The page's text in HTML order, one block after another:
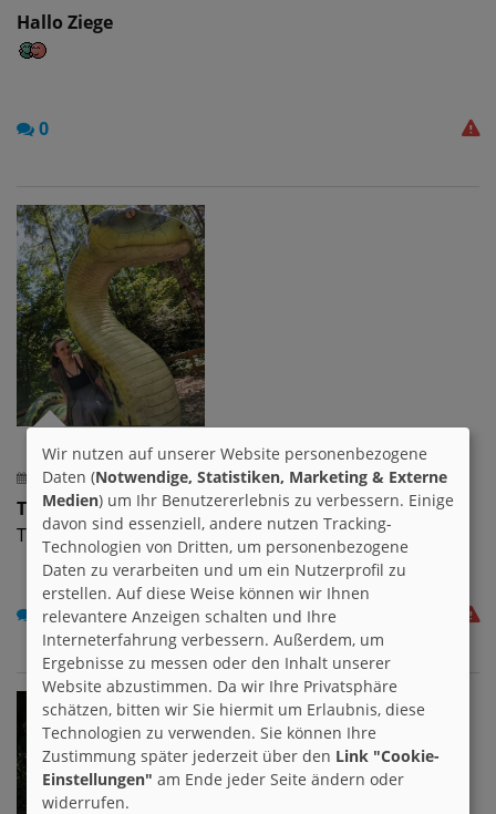
Hallo Ziege
0
23.10.2021 um 13:49 h
Titanoboa
Titanoboa im Dinopark in Münchehagen
0
Wir nutzen auf unserer Website personenbezogene
Daten (Notwendige, Statistiken, Marketing & Externe
Medien) um Ihr Benutzererlebnis zu verbessern. Einige
davon sind essenziell, andere nutzen Tracking-
Technologien von Dritten, um personenbezogene
Daten zu verarbeiten und um ein Nutzerprofil zu
erstellen. Auf diese Weise können wir Ihnen
relevantere Anzeigen schalten und Ihre
Interneterfahrung verbessern. Außerdem, um
Ergebnisse zu messen oder den Inhalt unserer
Website abzustimmen. Da wir Ihre Privatsphäre
schätzen, bitten wir Sie hiermit um Erlaubnis, diese
Technologien zu verwenden. Sie können Ihre
Zustimmung später jederzeit über den Link "Cookie-
Einstellungen" am Ende jeder Seite ändern oder
widerrufen.